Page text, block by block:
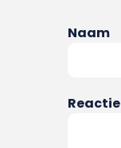
Naam
Reactie